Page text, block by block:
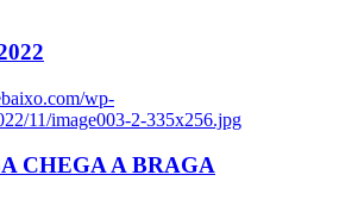
wp-
11/image003-2-335x256.jpg
CHEGA A BRAGA